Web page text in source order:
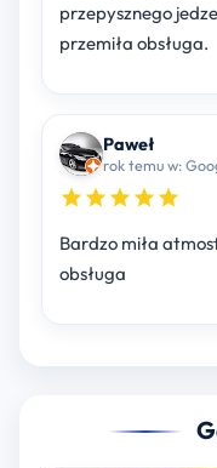
przepysznego
przemiła obsługa.
Paweł
rok temu
Bardzo miła
obsługa